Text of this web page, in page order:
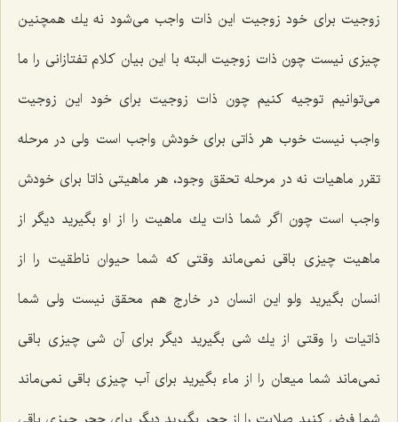
زوجیت براى خود زوجیت این ذات واجب مى‌شود نه یك همچنین
چیزى نیست چون ذات زوجیت البته با این بیان كلام تفتازانى را ما
مى‌توانیم توجیه كنیم چون ذات زوجیت براى خود این زوجیت
واجب نیست خوب هر ذاتى براى خودش واجب است ولى در مرحله
تقرر ماهیات نه در مرحله تحقق وجود، هر ماهیتى ذاتا براى خودش
واجب است چون اگر شما ذات یك ماهیت را از او بگیرید دیگر از
ماهیت چیزى باقى نمى‌ماند وقتى كه شما حیوان ناطقیت را از
انسان بگیرید ولو این انسان در خارج هم محقق نیست ولى شما
ذاتیات را وقتى از یك شى بگیرید دیگر براى آن شى چیزى باقى
نمى‌ماند شما میعان را از ماء بگیرید براى آب چیزى باقى نمى‌ماند